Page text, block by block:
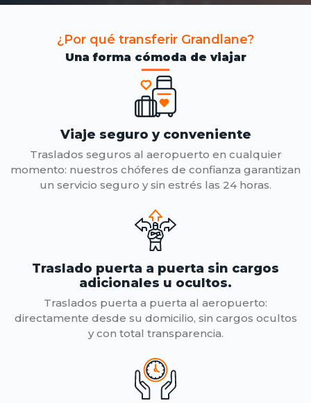
¿Por qué transferir Grandlane?
Una forma cómoda de viajar
Viaje seguro y conveniente
Traslados seguros al aeropuerto en cualquier
momento: nuestros chóferes de confianza garantizan
un servicio seguro y sin estrés las 24 horas.
Traslado puerta a puerta sin cargos
adicionales u ocultos.
Traslados puerta a puerta al aeropuerto:
directamente desde su domicilio, sin cargos ocultos
y con total transparencia.